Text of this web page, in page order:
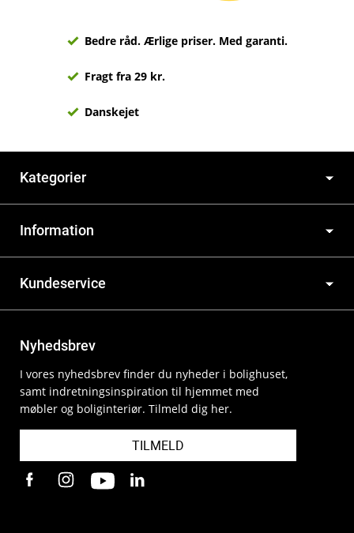
Bedre råd. Ærlige priser. Med garanti.
Fragt fra 29 kr.
Danskejet
Kategorier
Information
Kundeservice
Nyhedsbrev
I vores nyhedsbrev finder du nyheder i bolighuset,
samt indretningsinspiration til hjemmet med
møbler og boliginteriør. Tilmeld dig her.
TILMELD